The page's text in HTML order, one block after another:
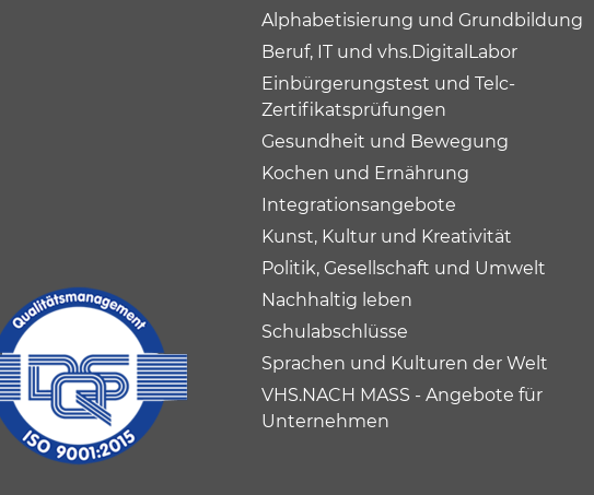
Alphabetisierung und Grundbildung
Beruf, IT und vhs.DigitalLabor
Einbürgerungstest und Telc-
Zertifikatsprüfungen
Gesundheit und Bewegung
Kochen und Ernährung
Integrationsangebote
Kunst, Kultur und Kreativität
Politik, Gesellschaft und Umwelt
Nachhaltig leben
Schulabschlüsse
Sprachen und Kulturen der Welt
VHS.NACH MASS - Angebote für
Unternehmen